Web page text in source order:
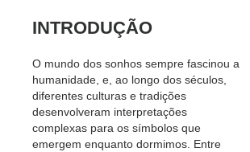
INTRODUÇÃO
O mundo dos sonhos sempre fascinou a
humanidade, e, ao longo dos séculos,
diferentes culturas e tradições
desenvolveram interpretações
complexas para os símbolos que
emergem enquanto dormimos. Entre